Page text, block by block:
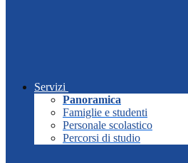
Servizi
Panoramica
Famiglie e studenti
Personale scolastico
Percorsi di studio